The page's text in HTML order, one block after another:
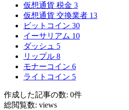
仮想通貨 税金 3
仮想通貨 交換業者 13
ビットコイン 30
イーサリアム 10
ダッシュ 5
リップル 8
モナーコイン 6
ライトコイン 5
作成した記事の数: 0件
総閲覧数: views